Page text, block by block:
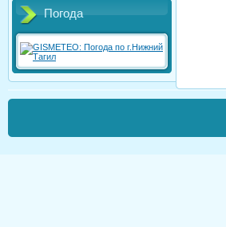
Погода